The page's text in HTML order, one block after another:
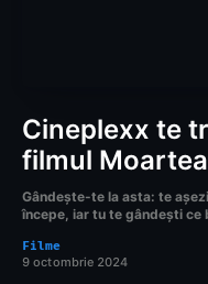
Cineplexx te
filmul
Gândește-te la asta: te
începe, iar tu te gândești ce
Filme
9 octombrie 2024